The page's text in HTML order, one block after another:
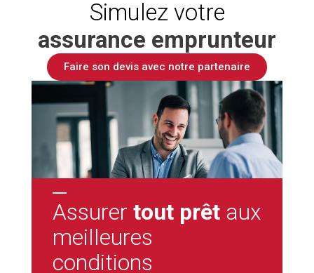
Simulez votre
assurance emprunteur
Faire son devis avec notre partenaire
Assurer tout prêtaux
meilleures
conditions